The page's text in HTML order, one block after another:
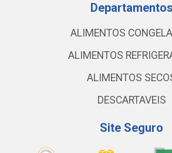
Departamentos
ALIMENTOS
ALIMENTOS
ALIMENTOS
DESCARTAVEIS
Site Seguro